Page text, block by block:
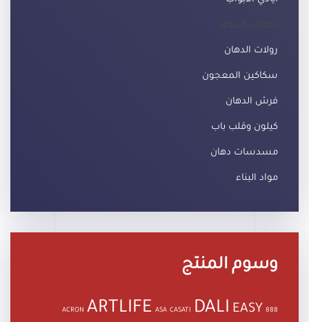
رولات الدهان
سكاكين المعجون
فرش الدهان
كيلون وقلب باب
مسدسات دهان
مواد البناء
وسوم المنتج
888
ACRON ARTLIFE ASA CASATI DALI EASY